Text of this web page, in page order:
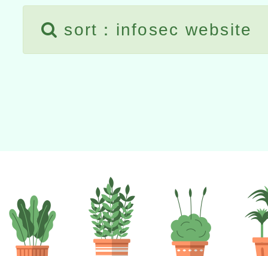
章
COVID-19疫苗接種計畫
擴大為「滿6個月以上尚未
sort：infosec website